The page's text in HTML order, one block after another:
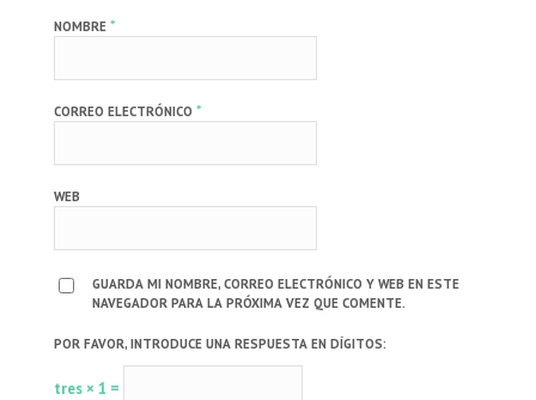
NOMBRE*
CORREO ELECTRÓNICO*
WEB
GUARDA MI NOMBRE, CORREO ELECTRÓNICO Y WEB EN ESTE
NAVEGADOR PARA LA PRÓXIMA VEZ QUE COMENTE.
POR FAVOR, INTRODUCE UNA RESPUESTA EN DÍGITOS:
tres × 1 =